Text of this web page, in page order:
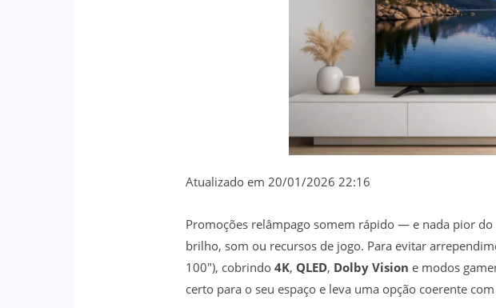
Atualizado em 20/01/2026 22:16
Promoções relâmpago somem rápido — e nada pior
brilho, som ou recursos de jogo. Para evitar
100″), cobrindo 4K, QLED, Dolby Vision e modos
certo para o seu espaço e leva uma opção coerente